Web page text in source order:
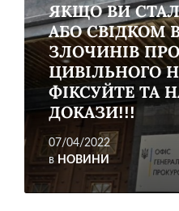
ЯКЩО ВИ
АБО СВІДКОМ
ЗЛОЧИНІВ
ЦИВІЛЬНОГО
ФІКСУЙТЕ ТА
ДОКАЗИ!!!
07/04/2022
в НОВИНИ